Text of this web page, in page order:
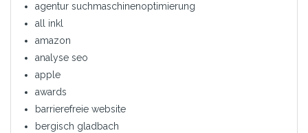
agentur suchmaschinenoptimierung
all inkl
amazon
analyse seo
apple
awards
barrierefreie website
bergisch gladbach